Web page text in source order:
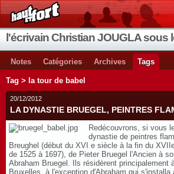
Notes Catégories Archives Tags
Tag > la tour de babel
20/12/2012
LA DYNASTIE BRUEGEL, PEINTRES
Redécouvrons, si vous
dynastie de peintres
Breughel (début du XVI e siècle à la fin du
de 1525 à 1697), de Pieter Bruegel l'Ancien à
Abraham Bruegel. Ils résidèrent principalement
Bruxelles, à l'exception d'Abraham qui